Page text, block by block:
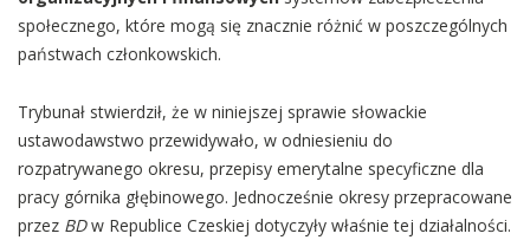
społecznego, które mogą się znacznie różnić w poszczególnych
państwach członkowskich.
Trybunał stwierdził, że w niniejszej sprawie słowackie
ustawodawstwo przewidywało, w odniesieniu do
rozpatrywanego okresu, przepisy emerytalne specyficzne dla
pracy górnika głębinowego. Jednocześnie okresy przepracowane
przez BDw Republice Czeskiej dotyczyły właśnie tej działalności.